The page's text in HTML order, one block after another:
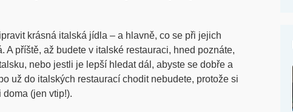
krásná italská jídla – a hlavně, co se při jejich
A příště, až budete v italské restauraci, hned poznáte,
nebo jestli je lepší hledat dál, abyste se dobře a
už do italských restaurací chodit nebudete, protože si
(jen vtip!).